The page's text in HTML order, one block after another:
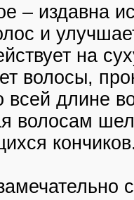
– издавна
и
на
волосы,
всей длине
волосам